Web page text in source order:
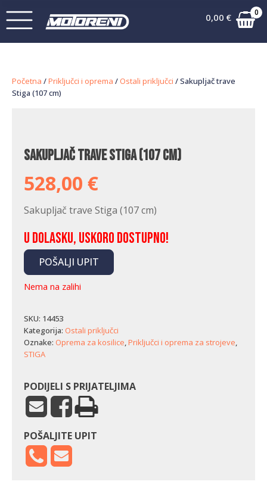
0,00 € 0
Početna /Priključci i oprema / Ostali priključci / Sakupljač trave
Stiga (107 cm)
Sakupljač trave Stiga (107 cm)
528,00 €
Sakupljač trave Stiga (107 cm)
U dolasku, uskoro dostupno!
POŠALJI UPIT
Nema na zalihi
SKU: 14453
Kategorija: Ostali priključci
Oznake: Oprema za kosilice,Priključci i oprema za strojeve,
STIGA
PODIJELI S PRIJATELJIMA
POŠALJITE UPIT